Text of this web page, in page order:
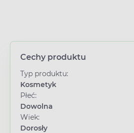
Cechy produktu
Typ produktu:
Kosmetyk
Płeć:
Dowolna
Wiek:
Dorosły